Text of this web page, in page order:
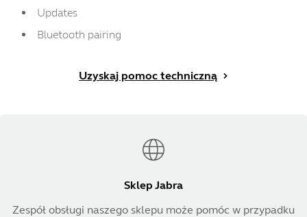
Updates
Bluetooth pairing
Uzyskaj pomoc techniczną
Sklep Jabra
Zespół obsługi naszego sklepu może pomóc w przypadku